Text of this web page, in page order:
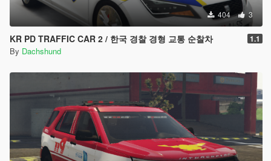
404 3
KR PD TRAFFIC CAR 2 / 한국 경찰 경형 교통 순찰차 1.1
By Dachshund